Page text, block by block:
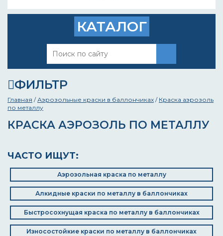
КАТАЛОГ
ФИЛЬТР
Главная /Аэрозольные краски в баллончиках / Краска аэрозоль
по металлу
КРАСКА АЭРОЗОЛЬ ПО МЕТАЛЛУ
ЧАСТО ИЩУТ:
Аэрозольная краска по металлу
Алкидные краски по металлу в баллончиках
Быстросохнущая краска по металлу в баллончиках
Износостойкие краски по металлу в баллончиках